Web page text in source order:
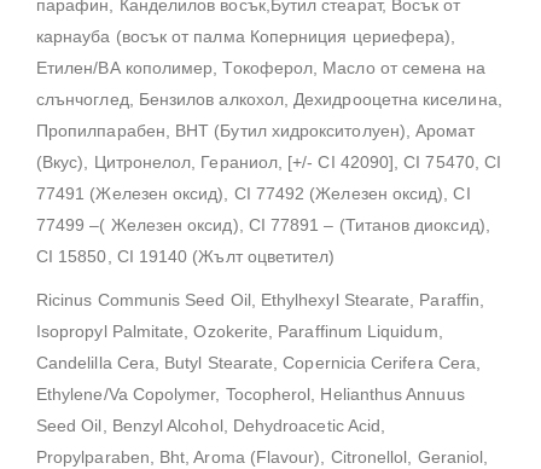
парафин, Канделилов восък,Бутил стеарат, Восък от
карнауба (восък от палма Коперниция цериефера),
Етилен/ВА кополимер, Токоферол, Масло от семена на
слънчоглед, Бензилов алкохол, Дехидрооцетна киселина,
Пропилпарабен, BHT (Бутил хидрокситолуен), Аромат
(Вкус), Цитронелол, Гераниол, [+/- CI 42090], CI 75470, CI
77491 (Железен оксид), CI 77492 (Железен оксид), CI
77499 –( Железен оксид), CI 77891 – (Титанов диоксид),
CI 15850, CI 19140 (Жълт оцветител)
Ricinus Communis Seed Oil, Ethylhexyl Stearate, Paraffin,
Isopropyl Palmitate, Ozokerite, Paraffinum Liquidum,
Candelilla Cera, Butyl Stearate, Copernicia Cerifera Cera,
Ethylene/Va Copolymer, Tocopherol, Helianthus Annuus
Seed Oil, Benzyl Alcohol, Dehydroacetic Acid,
Propylparaben, Bht, Aroma (Flavour), Citronellol, Geraniol,